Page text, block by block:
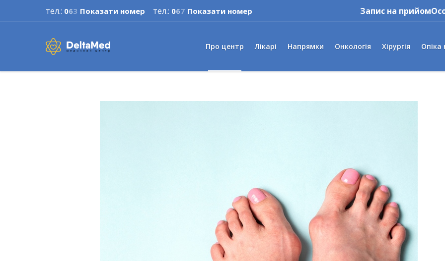
Запис на прийом
тел.: 063 Показати номер тел.: 067 Показати номер
Про центр Лікарі Напрямки Онкологія Хірургія Опіка